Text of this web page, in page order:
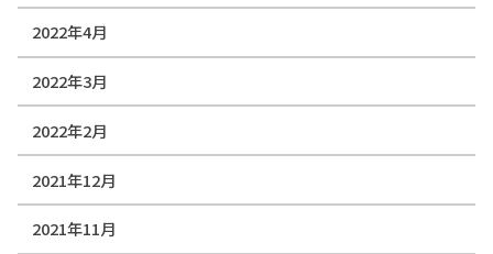
2022年4月
2022年3月
2022年2月
2021年12月
2021年11月